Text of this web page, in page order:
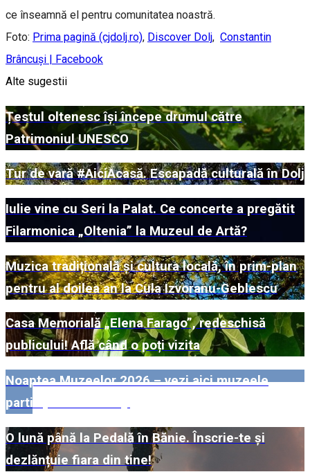
ce înseamnă el pentru comunitatea noastră.
Foto: Prima pagină (cjdolj.ro), Discover Dolj, Constantin
Brâncuși | Facebook
Alte sugestii
Țestul oltenesc își începe drumul către
Patrimoniul UNESCO
Tur de vară #AiciAcasă. Escapadă culturală în Dolj
Iulie vine cu Seri la Palat. Ce concerte a pregătit
Filarmonica „Oltenia” la Muzeul de Artă?
Muzica tradițională și cultura locală, în prim-plan
pentru al doilea an la Cula Izvoranu-Geblescu
Casa Memorială „Elena Farago”, redeschisă
publicului! Află când o poți vizita
Noaptea Muzeelor 2026 – vezi aici muzeele
participante din Dolj!
O lună până la Pedală în Bănie. Înscrie-te și
dezlănțuie fiara din tine!